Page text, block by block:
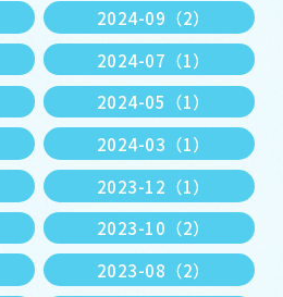
2024-09（2）
2024-07（1）
2024-05（1）
2024-03（1）
2023-12（1）
2023-10（2）
2023-08（2）